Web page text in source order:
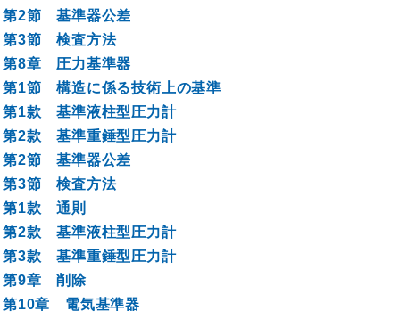
第2節 基準器公差
第3節 検査方法
第8章 圧力基準器
第1節 構造に係る技術上の基準
第1款 基準液柱型圧力計
第2款 基準重錘型圧力計
第2節 基準器公差
第3節 検査方法
第1款 通則
第2款 基準液柱型圧力計
第3款 基準重錘型圧力計
第9章 削除
第10章 電気基準器